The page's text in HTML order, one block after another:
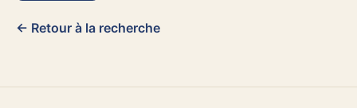
← Retour à la recherche